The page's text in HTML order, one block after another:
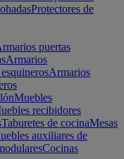
Protectores de
puertas
Armarios
Armarios
Muebles
recibidores
Taburetes de cocinaMesas
auxiliares de
Cocinas